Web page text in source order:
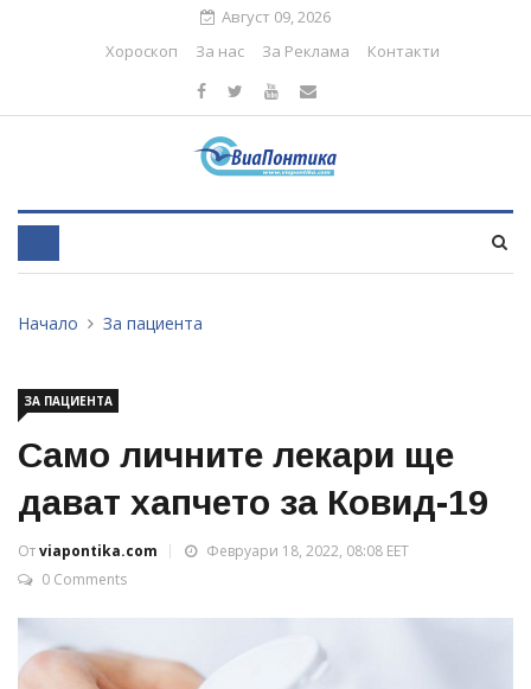
Август 09, 2026
Хороскоп
За нас За Реклама Контакти
Начало За пациента
ЗА ПАЦИЕНТА
Само личните лекари ще
дават хапчето за Ковид-19
Отviapontika.com
Февруари 18, 2022, 08:08 EET
0 Comments